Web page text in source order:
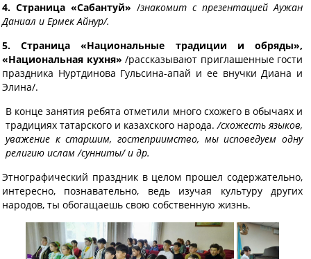
4. Страница «Сабантуй» /знакомит с презентацией Аужан
Даниал и Ермек Айнур/.
5. Страница «Национальные традиции и обряды»,
«Национальная кухня» /рассказывают приглашенные гости
праздника Нуртдинова Гульсина-апай и ее внучки Диана и
Элина/.
В конце занятия ребята отметили много схожего в обычаях и
традициях татарского и казахского народа./схожесть языков,
уважение к старшим, гостеприимство, мы исповедуем одну
религию ислам /сунниты/ и др.
Этнографический праздник в целом прошел содержательно,
интересно, познавательно, ведь изучая культуру других
народов, ты обогащаешь свою собственную жизнь.